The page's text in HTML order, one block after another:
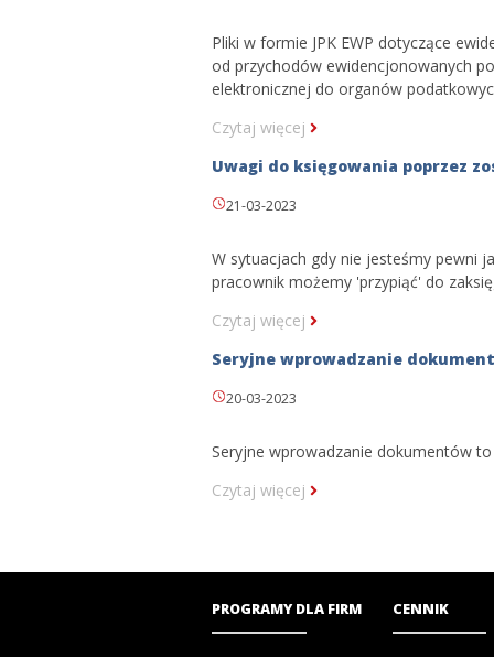
Pliki w formie JPK EWP dotyczące
od przychodów ewidencjonowanych
elektronicznej do organów
Czytaj więcej
Uwagi do księgowania poprzez
21-03-2023
W sytuacjach gdy nie jesteśmy pewni
pracownik możemy 'przypiąć' do
Czytaj więcej
Seryjne wprowadzanie
20-03-2023
Seryjne wprowadzanie dokumentów
Czytaj więcej
PROGRAMY DLA FIRM CENNIK